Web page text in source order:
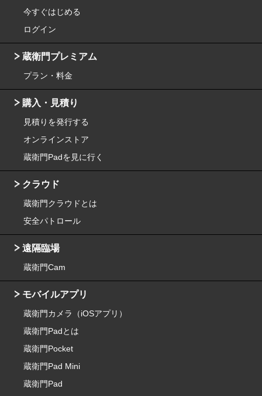
今すぐはじめる
ログイン
蔵衛門プレミアム
プラン・料金
購入・見積り
見積りを発行する
オンラインストア
蔵衛門Padを見に行く
クラウド
蔵衛門クラウドとは
安全パトロール
遠隔臨場
蔵衛門Cam
モバイルアプリ
蔵衛門カメラ（iOSアプリ）
蔵衛門Padとは
蔵衛門Pocket
蔵衛門Pad Mini
蔵衛門Pad